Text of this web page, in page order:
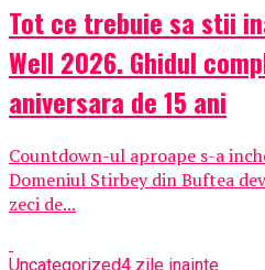
Tot ce trebuie sa stii
Well 2026. Ghidul
aniversara de 15 ani
Countdown-ul aproape s-a
Domeniul Stirbey din Buftea
zeci de...
Uncategorized4 zile inainte